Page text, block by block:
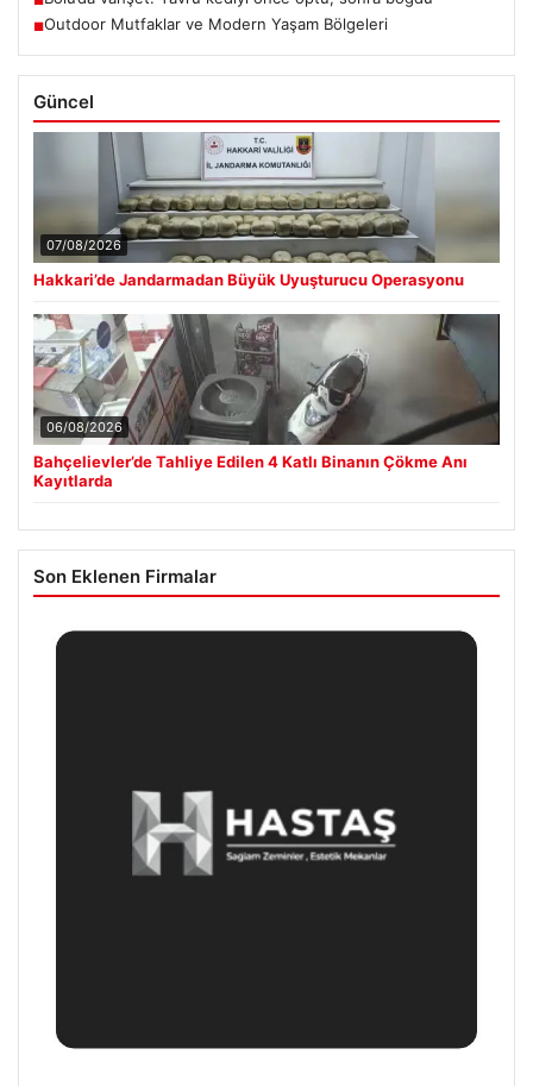
■Outdoor Mutfaklar ve Modern Yaşam Bölgeleri
Güncel
07/08/2026
Hakkari’de Jandarmadan Büyük Uyuşturucu Operasyonu
06/08/2026
Bahçelievler’de Tahliye Edilen 4 Katlı Binanın Çökme Anı
Kayıtlarda
Son Eklenen Firmalar